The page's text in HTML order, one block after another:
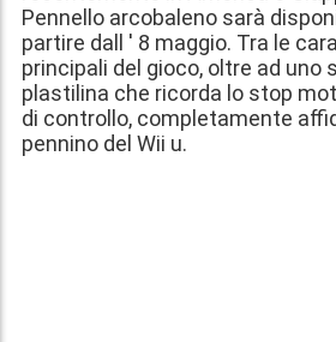
Pennello arcobaleno sarà
partire dall ' 8 maggio. Tra le
principali del gioco, oltre ad uno
plastilina che ricorda lo stop
di controllo, completamente
pennino del Wii u.